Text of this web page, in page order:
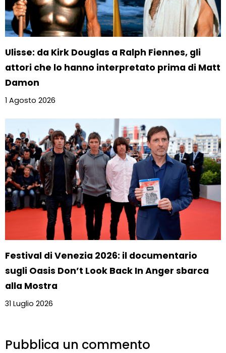
Ulisse: da Kirk Douglas a Ralph Fiennes, gli
attori che lo hanno interpretato prima di Matt
Damon
1 Agosto 2026
Festival di Venezia 2026: il documentario
sugli Oasis Don’t Look Back In Anger sbarca
alla Mostra
31 Luglio 2026
Pubblica un commento